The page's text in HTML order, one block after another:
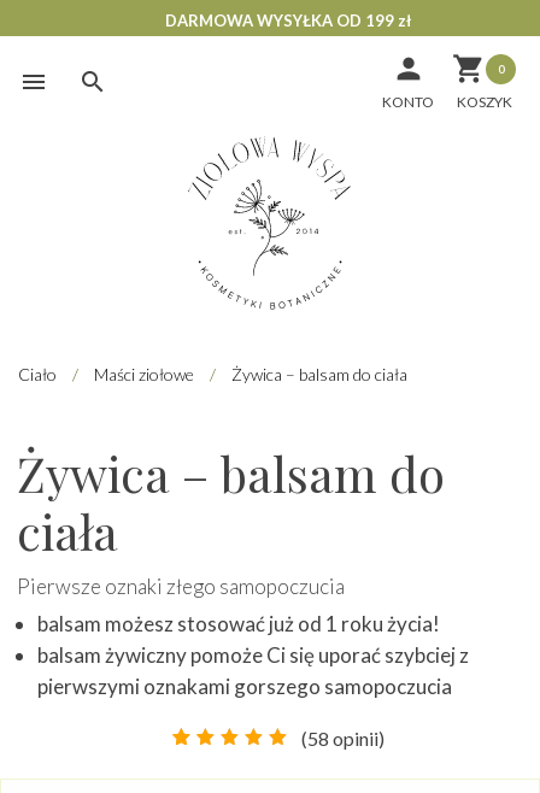
Skip
DARMOWA WYSYŁKA OD 199 zł
 0

KONTO
Ciało / Maści ziołowe / Żywica – balsam do ciała
Żywica – balsam do
ciała
Pierwsze oznaki złego samopoczucia
balsam możesz stosować już od 1 roku życia!
balsam żywiczny pomoże Ci się uporać szybciej z
pierwszymi oznakami gorszego samopoczucia
4.86na
(58 opinii)